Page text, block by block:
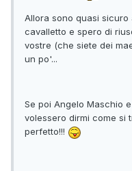
Allora sono quasi sicuro
cavalletto e spero di
vostre (che siete dei
un po'...
Se poi Angelo Maschio
volessero dirmi come si
perfetto!!!